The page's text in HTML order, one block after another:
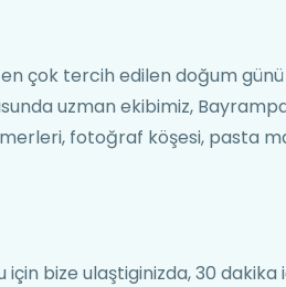
çok tercih edilen doğum
uzman ekibimiz,
fotoğraf köşesi, pasta
bize ulaştiginizda, 30 dakika